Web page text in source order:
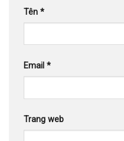
Tên *
Email *
Trang web